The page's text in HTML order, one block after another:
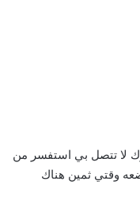
لا تتصل بي استفسر من
وقتي ثمين هناك